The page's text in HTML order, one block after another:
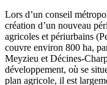
Lors d’un conseil
création d’un nouveau
agricoles et périurbains
couvre environ 800 ha,
Meyzieu et Décines-
développement, où se
plan agricole, il est